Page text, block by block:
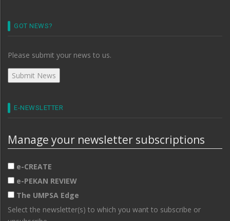
GOT NEWS?
Please submit your news to us.
E-NEWSLETTER
Manage your newsletter subscriptions
e-CREATE
e-PEKAN REVIEW
The UMPSA Edge
Select the newsletter(s) to which you want to subscribe or